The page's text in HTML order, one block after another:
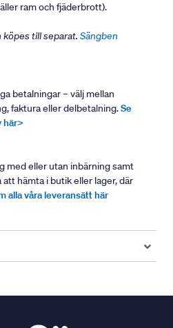
ram och fjäderbrott).
köpes till separat. Sängben
betalningar – välj mellan
faktura eller delbetalning.Se
här>
med eller utan inbärning samt
hämta i butik eller lager, där
alla våra leveransätt här